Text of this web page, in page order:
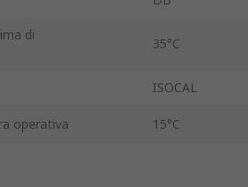
di
35°C
ISOCAL
operativa 15°C